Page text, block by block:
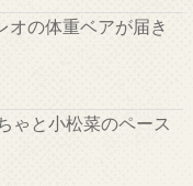
オの体重ベアが届き
ゃと小松菜のペース